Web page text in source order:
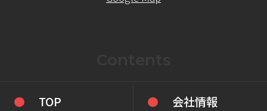
TOP 会社情報